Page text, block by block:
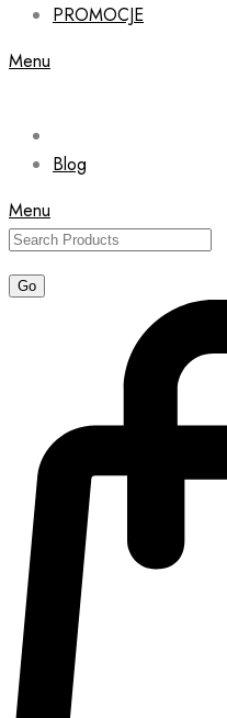
PROMOCJE
Menu
Blog
Menu